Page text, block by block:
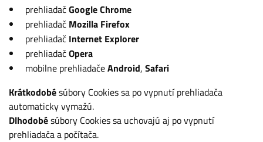
prehliadačGoogle Chrome
prehliadač Mozilla Firefox
prehliadač Internet Explorer
prehliadačOpera
mobilne prehliadačeAndroid, Safari
Krátkodobésúbory Cookies sa po vypnutí prehliadača
automaticky vymažú.
Dlhodobésúbory Cookies sa uchovajú aj po vypnutí
prehliadača a počítača.